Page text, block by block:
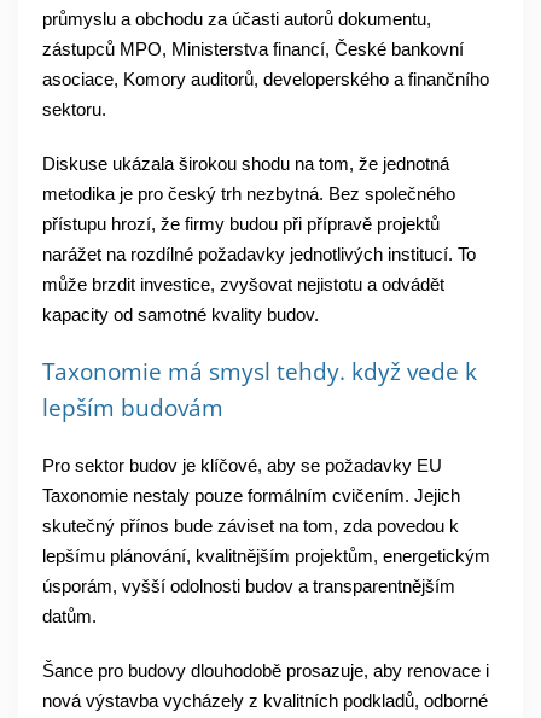
průmyslu a obchodu za účasti autorů dokumentu,
zástupců MPO, Ministerstva financí, České bankovní
asociace, Komory auditorů, developerského a finančního
sektoru.
Diskuse ukázala širokou shodu na tom, že jednotná
metodika je pro český trh nezbytná. Bez společného
přístupu hrozí, že firmy budou při přípravě projektů
narážet na rozdílné požadavky jednotlivých institucí. To
může brzdit investice, zvyšovat nejistotu a odvádět
kapacity od samotné kvality budov.
Taxonomie má smysl tehdy. když vede k
lepším budovám
Pro sektor budov je klíčové, aby se požadavky EU
Taxonomie nestaly pouze formálním cvičením. Jejich
skutečný přínos bude záviset na tom, zda povedou k
lepšímu plánování, kvalitnějším projektům, energetickým
úsporám, vyšší odolnosti budov a transparentnějším
datům.
Šance pro budovy dlouhodobě prosazuje, aby renovace i
nová výstavba vycházely z kvalitních podkladů, odborné